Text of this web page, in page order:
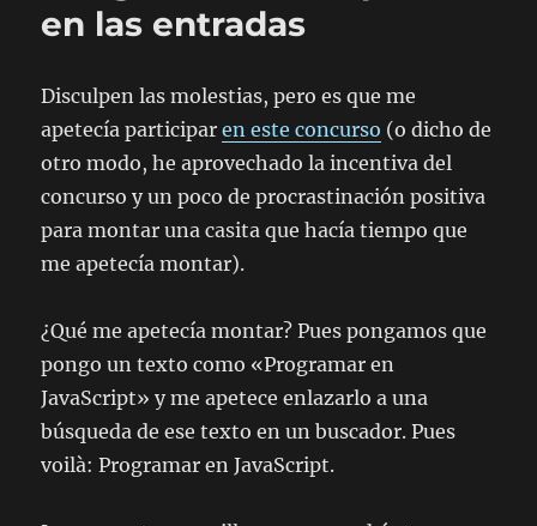
en las entradas
Disculpen las molestias, pero es que me
apetecía participaren este concurso (o dicho de
otro modo, he aprovechado la incentiva del
concurso y un poco de procrastinación positiva
para montar una casita que hacía tiempo que
me apetecía montar).
¿Qué me apetecía montar? Pues pongamos que
pongo un texto como «Programar en
JavaScript» y me apetece enlazarlo a una
búsqueda de ese texto en un buscador. Pues
voilà:Programar en JavaScript.